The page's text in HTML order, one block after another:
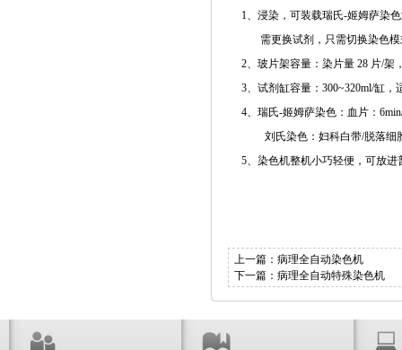
1、浸染，可装载瑞氏-姬姆萨染
需更换试剂，只需切换染色
2、玻片架容量：染片量28 片/架
3、试剂缸容量： 300~320ml/缸，
4、瑞氏-姬姆萨染色：血片：
刘氏染色：妇科白带/脱落细
5、染色机整机小巧轻便，可放进
上一篇： 病理全自动染色机
下一篇： 病理全自动特殊染色机